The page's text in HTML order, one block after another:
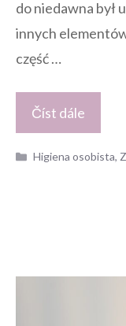
do niedawna był
innych
część …
Číst dále
Kategorie
Higiena osobista,